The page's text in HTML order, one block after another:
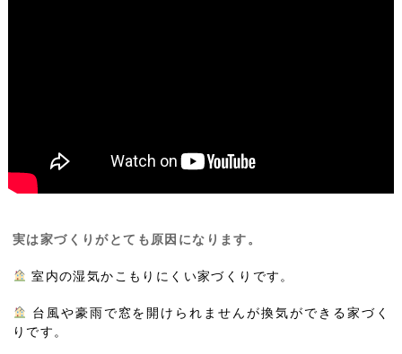
実は家づくりがとても原因になります。
室内の湿気かこもりにくい家づくりです。
台風や豪雨で窓を開けられませんが換気ができる家づく
りです。